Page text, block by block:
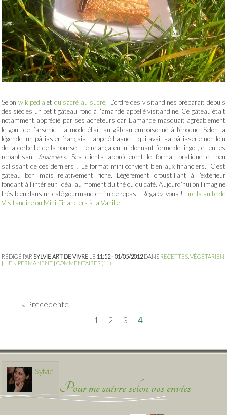
Selon wikipedia et du sacré au sucré. L’ordre des visitandines préparait depuis
des siècles un petit gâteau rond à l’amande appellé visitandine. Ce gâteau était
notamment apprécié par ses acheteurs car L’amande masquait agréablement
le goût de l’arsenic. La mode était au gâteau empoisonné à l’époque. Selon la
légende, un pâtissier français – appelé Lasne – qui avait sa pâtisserie non loin
de la corbeille de la bourse – le relança en lui donnant forme de lingot, et en les
rebaptisant financiers. Ses clients apprécièrent le format pratique et peu
salissant de ces derniers ! Le format mini convient bien aux financiers. C’est
gâteau bon mais relativement riche. Légèrement croustillant à l’extérieur
fondant à l’intérieur. Idéal au moment du thé où du café. Aujourd’hui on l’imagine
très bien dans un café gourmand en fin de repas. Régalez-vous ! Lire la suite de
Visitandine ou Mini-Financiers à la Vanille
RÉDIGÉ PAR SYLVIE ART DE VIVRE LE 11:52 - 01/05/2012DANS RECETTES VÉGÉTARIEN
LIEN PERMANENT COMMENTAIRES (11)
Précédente
1
2 3 4
Sylvie
Pour me suivre selon vos envies